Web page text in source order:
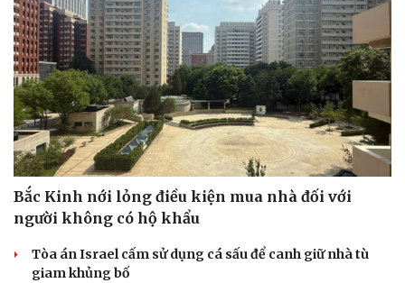
Bắc Kinh nới lỏng điều kiện mua nhà đối với
người không có hộ khẩu
Tòa án Israel cấm sử dụng cá sấu để canh giữ nhà tù
giam khủng bố